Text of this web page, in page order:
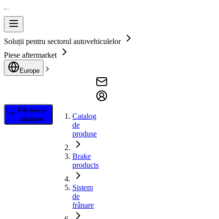
Soluții pentru sectorul autovehiculelor
Piese aftermarket
Europe
Filtrare și
căutare
Catalog
de
produse
Brake
products
Sistem
de
frânare